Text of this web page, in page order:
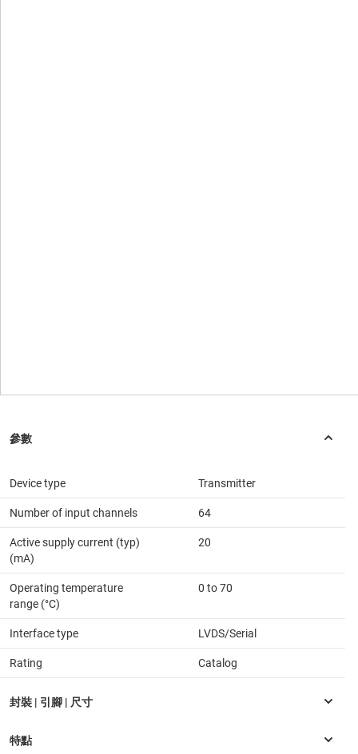
Device type Transmitter
Number of input channels 64
Active supply current (typ)
(mA)
20
Operating temperature
range (°C)
0 to 70
Interface type LVDS/Serial
Rating Catalog